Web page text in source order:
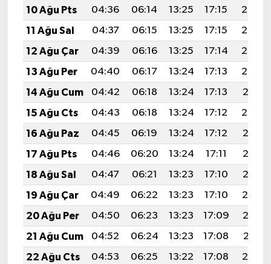
10 Ağu Pts
04:36 06:14 13:25 17:15
20:26
11 Ağu Sal
04:37 06:15 13:25 17:15
20:25
12 Ağu Çar
04:39 06:16 13:25 17:14
20:24
13 Ağu Per
04:40 06:17 13:24 17:13
20:22
14 Ağu Cum
04:42 06:18 13:24 17:13
20:21
15 Ağu Cts
04:43 06:18 13:24 17:12
20:20
16 Ağu Paz
04:45 06:19 13:24 17:12
20:18
17 Ağu Pts
04:46 06:20 13:24 17:11
20:17
18 Ağu Sal
04:47 06:21 13:23 17:10
20:15
19 Ağu Çar
04:49 06:22 13:23 17:10
20:14
20 Ağu Per
04:50 06:23 13:23 17:09
20:13
21 Ağu Cum
04:52 06:24 13:23 17:08
20:11
22 Ağu Cts
04:53 06:25 13:22 17:08
20:10